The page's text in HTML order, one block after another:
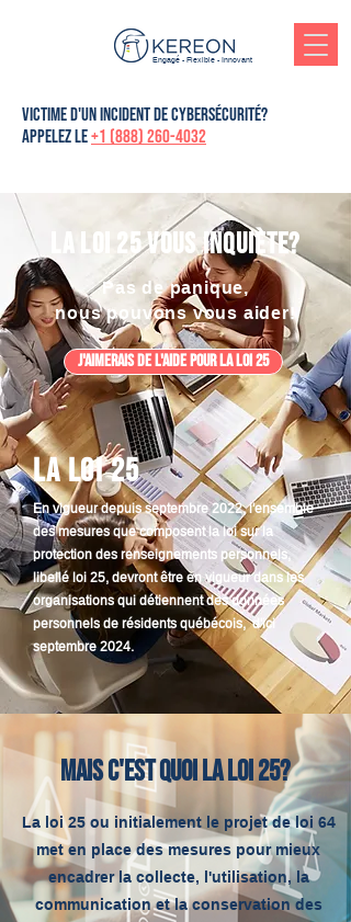
Engagé - Flexible - Innovant
victime d'un incident de cybersécurité?
Appelez le+1 (888) 260-4032
La loi 25 vous inquiète?
Pas de panique,
nous pouvons vous aider!
J'aimerais de l'aide pour la loi 25
La loi 25
En vigueur depuis septembre 2022, l'ensemble
des mesures que composent la loi sur la
protection des renseignements personnels,
libellé loi 25, devront être en vigueur dans les
organisations qui détiennent des données
personnels de résidents québécois, d'ici
septembre 2024.
Mais c'est quoi la loi 25?
La loi 25 ou initialement le projet de loi 64
met en place des mesures pour mieux
encadrer la collecte, l'utilisation, la
communication et la conservation des